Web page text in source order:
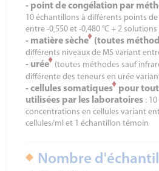
- point de congélation par
10 échantillons à différents points
entre -0,550 et -0,480 °C + 2 solutions
- matière sèche♦ (toutes
différents niveaux de MS variant
- urée♦ (toutes méthodes sauf
différente des teneurs en urée
- cellules somatiques♦ pour
utilisées par les laboratoires :
concentrations en cellules variant
cellules/ml et 1 échantillon témoin
Nombre